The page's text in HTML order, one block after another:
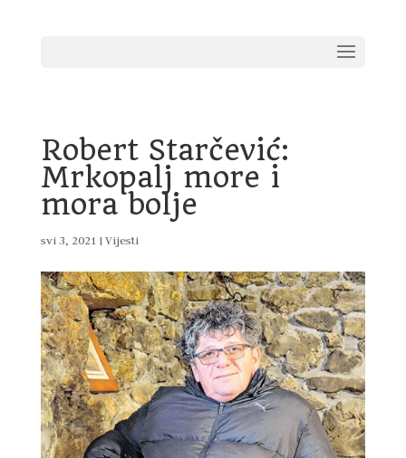
Robert Starčević:
Mrkopalj more i
mora bolje
svi 3, 2021 | Vijesti